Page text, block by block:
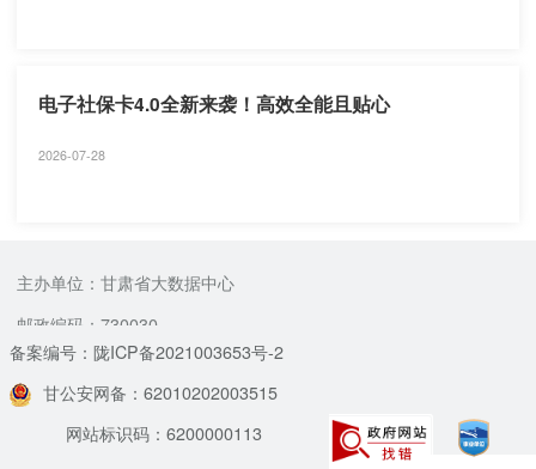
电子社保卡4.0全新来袭！高效全能且贴心
2026-07-28
主办单位：甘肃省大数据中心
邮政编码：730030
备案编号：陇ICP备2021003653号-2
甘公安网备：62010202003515
网站标识码：6200000113